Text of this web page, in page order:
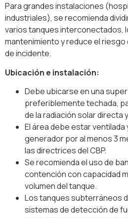
Para grandes instalaciones
industriales), se recomienda
varios tanques interconectados,
mantenimiento y reduce el
de incidente.
Ubicación e instalación:
Debe ubicarse en una
preferiblemente techada,
de la radiación solar directa
El área debe estar ventilada
generador por al menos 3
las directrices del CBP.
Se recomienda el uso de
contención con capacidad
volumen del tanque.
Los tanques subterráneos
sistemas de detección de